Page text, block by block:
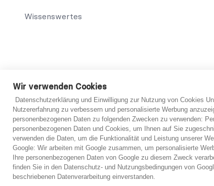
Wissenswertes
*Hinweis: abo-hilfe.de dient als informative Website. Der
Verbraucher sowie das Ausfüllen des Fragebogens
Informationserteilung, werden dem Verbraucher
Ersteinschätzung vorzubereiten. Grundsätzlich ist
verbindliche Einschätzung von einem Anwalt getroffen
Wir verwenden Cookies
Datenschutzerklärung und Einwilligung zur Nutzung von Cookies
Nutzererfahrung zu verbessern und personalisierte Werbung
personenbezogenen Daten zu folgenden Zwecken zu verwenden:
personenbezogenen Daten und Cookies, um Ihnen auf Sie
verwenden die Daten, um die Funktionalität und Leistung unserer
Google: Wir arbeiten mit Google zusammen, um personalisierte
Ihre personenbezogenen Daten von Google zu diesem Zweck
finden Sie in den Datenschutz- und Nutzungsbedingungen von
beschriebenen Datenverarbeitung einverstanden.